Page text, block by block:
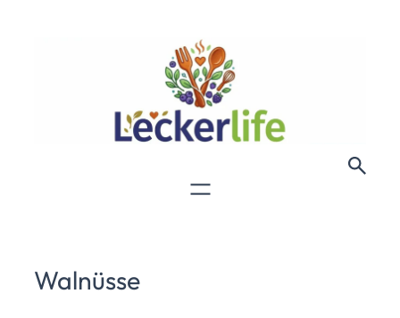
Walnüsse